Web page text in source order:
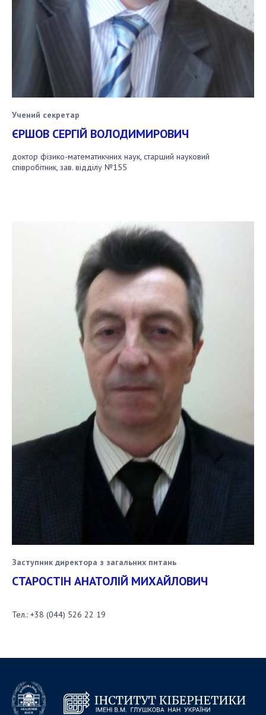
Учений секретар
ЄРШОВ СЕРГІЙ ВОЛОДИМИРОВИЧ
доктор фізико-математикчних наук, старший науковий
співробітник, зав. вiддiлу №155
Заступник директора з загальних питань
СТАРОСТІН АНАТОЛІЙ МИХАЙЛОВИЧ
Тел.: +38 (044) 526 22 19